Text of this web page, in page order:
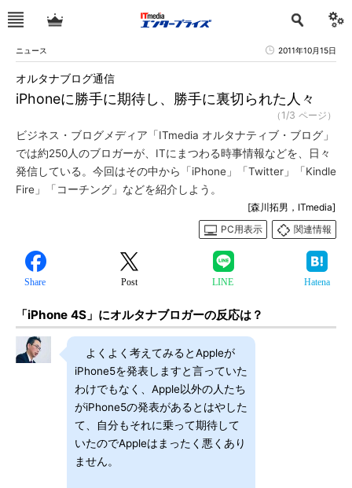
ニュース 2011年10月15日
iPhoneに勝手に期待し、勝手に裏切られた人々
オルタナブログ通信
（1/3 ページ）
ビジネス・ブログメディア「ITmedia オルタナティブ・ブログ」
では約250人のブロガーが、ITにまつわる時事情報などを、日々
発信している。今回はその中から「iPhone」「Twitter」「Kindle
Fire」「コーチング」などを紹介しよう。
[森川拓男，ITmedia]
PC用表示
関連情報
Share Post LINE Hatena
「iPhone 4S」にオルタナブロガーの反応は？
よくよく考えてみるとAppleが
iPhone5を発表しますと言っていた
わけでもなく、Apple以外の人たち
がiPhone5の発表があるとはやした
て、自分もそれに乗って期待して
いたのでAppleはまったく悪くあり
ません。